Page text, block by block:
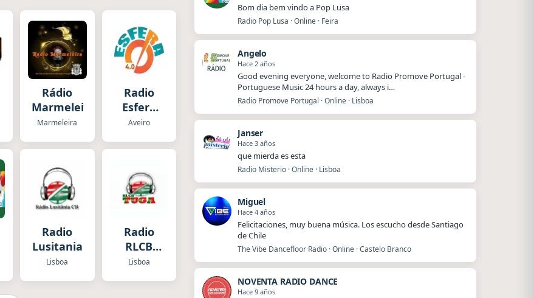
Rádio
Marmeleira
Marmeleira
Radio
Esfera
4.0
Aveiro
Radio
Lusitania
Lisboa
Radio
RLCB
Tuga
Lisboa
Bom dia bem vindo a Pop Lusa
Radio Pop Lusa · Online · Feira
Angelo
Hace 2 años
Good evening everyone, welcome to Radio Promove Portugal -
Portuguese Music 24 hours a day, always i…
Radio Promove Portugal · Online · Lisboa
Janser
Hace 3 años
que mierda es esta
Radio Misterio · Online · Lisboa
Miguel
Hace 4 años
Felicitaciones, muy buena música. Los escucho desde Santiago
de Chile
The Vibe Dancefloor Radio · Online · Castelo Branco
NOVENTA RADIO DANCE
Hace 9 años